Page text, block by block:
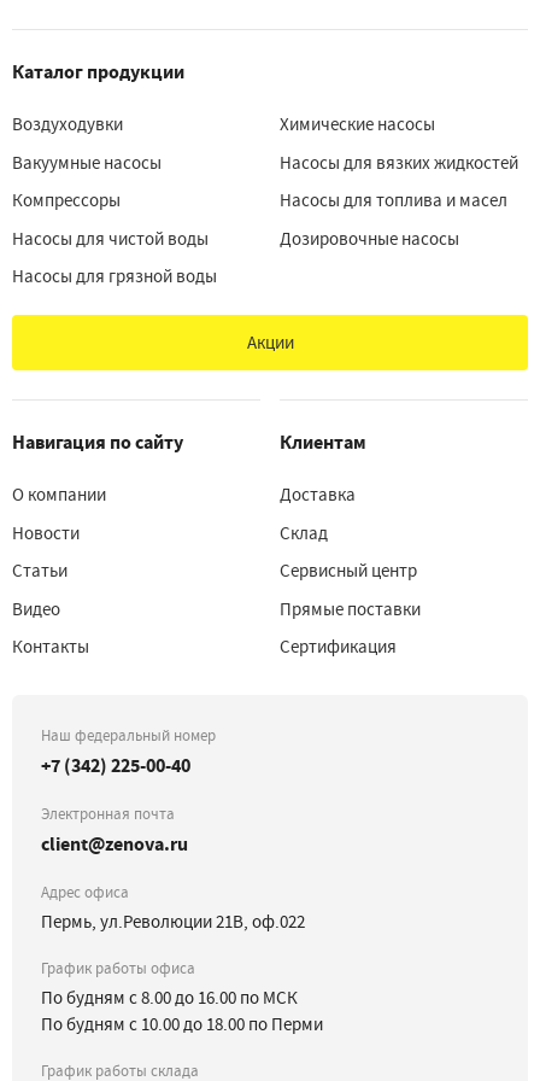
Каталог продукции
Воздуходувки
Вакуумные насосы
Компрессоры
Насосы для чистой воды
Насосы для грязной воды
Химические насосы
Насосы для вязких жидкостей
Насосы для топлива и масел
Дозировочные насосы
Акции
Навигация по сайту
О компании
Новости
Статьи
Видео
Контакты
Клиентам
Доставка
Склад
Сервисный центр
Прямые поставки
Сертификация
Наш федеральный номер
+7 (342) 225-00-40
Электронная почта
client@zenova.ru
Адрес офиса
Пермь, ул.Революции 21В, оф.022
График работы офиса
По будням с 8.00 до 16.00 по МСК
По будням с 10.00 до 18.00 по Перми
График работы склада